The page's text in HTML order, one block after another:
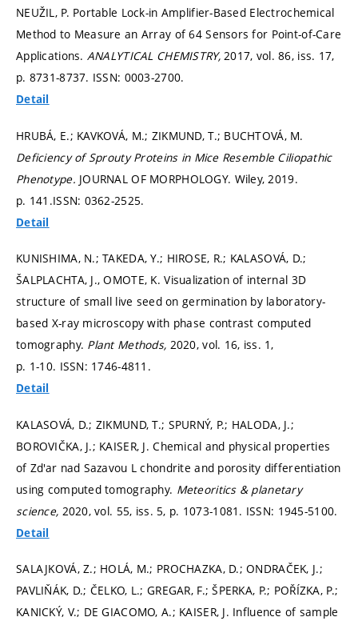
NEUŽIL, P. Portable Lock-in Amplifier-Based Electrochemical
Method to Measure an Array of 64 Sensors for Point-of-Care
Applications. ANALYTICAL CHEMISTRY,2017, vol. 86, iss. 17,
p. 8731-8737. ISSN: 0003-2700.
Detail
HRUBÁ, E.; KAVKOVÁ, M.; ZIKMUND, T.; BUCHTOVÁ, M.
Deficiency of Sprouty Proteins in Mice Resemble Ciliopathic
Phenotype. JOURNAL OF MORPHOLOGY. Wiley, 2019.
p. 141.ISSN: 0362-2525.
Detail
KUNISHIMA, N.; TAKEDA, Y.; HIROSE, R.; KALASOVÁ, D.;
ŠALPLACHTA, J., OMOTE, K. Visualization of internal 3D
structure of small live seed on germination by laboratory-
based X-ray microscopy with phase contrast computed
tomography. Plant Methods, 2020, vol. 16, iss. 1,
p. 1-10. ISSN: 1746-4811.
Detail
KALASOVÁ, D.; ZIKMUND, T.; SPURNÝ, P.; HALODA, J.;
BOROVIČKA, J.; KAISER, J. Chemical and physical properties
of Zd'ar nad Sazavou L chondrite and porosity differentiation
using computed tomography. Meteoritics & planetary
science, 2020, vol. 55, iss. 5, p. 1073-1081. ISSN: 1945-5100.
Detail
SALAJKOVÁ, Z.; HOLÁ, M.; PROCHAZKA, D.; ONDRAČEK, J.;
PAVLIŇÁK, D.; ČELKO, L.; GREGAR, F.; ŠPERKA, P.; POŘÍZKA, P.;
KANICKÝ, V.; DE GIACOMO, A.; KAISER, J. Influence of sample